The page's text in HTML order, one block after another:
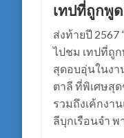
เทปที่ถูกพู
ส่งท้ายปี 2567
ไปชม เทปที่ถู
สุดอบอุ่นในงา
ตาลี ที่พิเศษสุ
รวมถึงเค้กงา
ลีบุกเรือนจำ